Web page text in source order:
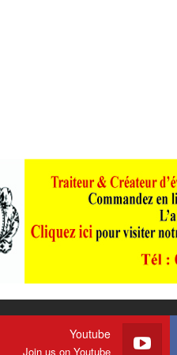
Youtube
Join us on Youtube